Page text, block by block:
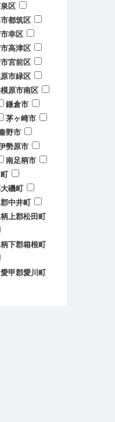
区
都筑区
幸区
高津区
宮前区
市緑区
原市南区
鎌倉市
茅ヶ崎市
野市
勢原市
南足柄市
磯町
中井町
柄上郡松田町
柄下郡箱根町
愛甲郡愛川町